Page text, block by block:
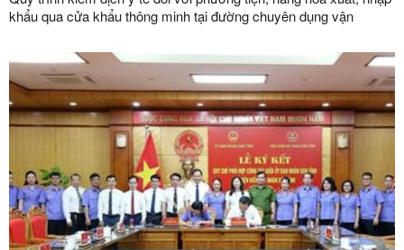
khẩu qua cửa khẩu thông minh tại đường chuyên dụng vận
dụng vận chuyển hàng hoá khu vực mốc 1088/2-1089 thuộc cặp
cửa khẩu quốc tế Hữu Nghị (Việt Nam) - Hữu Nghị Quan (Trung
Quốc)